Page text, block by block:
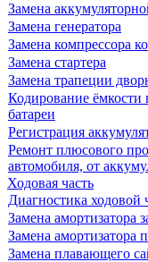
Замена
Замена генератора
Замена компрессора
Замена стартера
Замена трапеции
Кодирование ёмкости
батареи
Регистрация
Ремонт плюсового
автомобиля, от
Ходовая часть
Диагностика ходовой
Замена амортизатора
Замена амортизатора
Замена плавающего